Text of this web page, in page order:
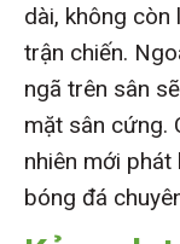
dài, không
trận chiến.
ngã trên sân
mặt sân cứng.
nhiên mới
bóng đá